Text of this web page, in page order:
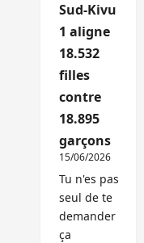
Sud-Kivu
1 aligne
18.532
filles
contre
18.895
garçons
15/06/2026
Tu n'es pas
seul de te
demander
ça